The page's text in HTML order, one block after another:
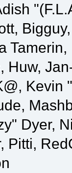
Huw,
Kevin
Dyer,
Pitti,